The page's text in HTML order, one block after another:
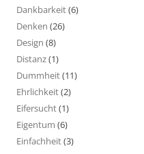
Dankbarkeit(6)
Denken (26)
Design (8)
Distanz(1)
Dummheit(11)
Ehrlichkeit(2)
Eifersucht(1)
Eigentum (6)
Einfachheit(3)